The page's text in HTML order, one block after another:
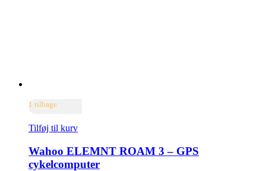
1 tilbage
Tilføj til kurv
Wahoo ELEMNT ROAM 3 – GPS
cykelcomputer